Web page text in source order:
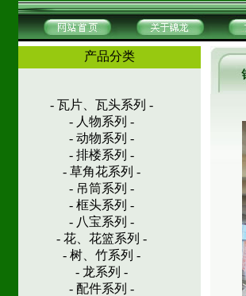
产品分类
- 瓦片、瓦头系列 -
- 人物系列 -
- 动物系列 -
- 排楼系列 -
- 草角花系列 -
- 吊筒系列 -
- 框头系列 -
- 八宝系列 -
- 花、花篮系列 -
- 树、竹系列 -
- 龙系列 -
- 配件系列 -